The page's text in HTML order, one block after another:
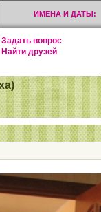
ИМЕНА И ДАТЫ:
Задать вопрос
Найти друзей